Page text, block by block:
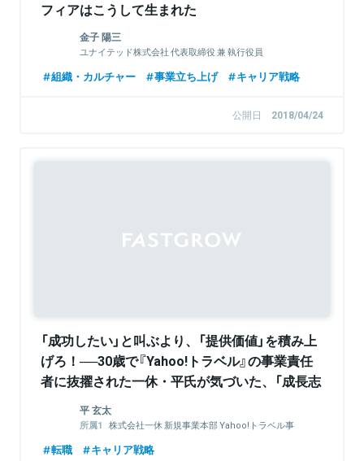
フィアはこうして生まれた
金子 陽三
ユナイテッド株式会社 代表取締役 兼 執行役員
組織・カルチャー 事業立ち上げ キャリア戦略
公開日 2018/04/24
「成功したい」と叫ぶより、「提供価値」を積み上
げろ！──30歳で『Yahoo!トラベル』の事業責任
者に抜擢された一休・平氏が気づいた、「成長志
向の20代」に欠けている視点
平 玄太
株式会社一休 新規事業本部 Yahoo!トラベル事
ヤフー株式会社 トラベル統括本部 トラベルユ
転職 キャリア戦略